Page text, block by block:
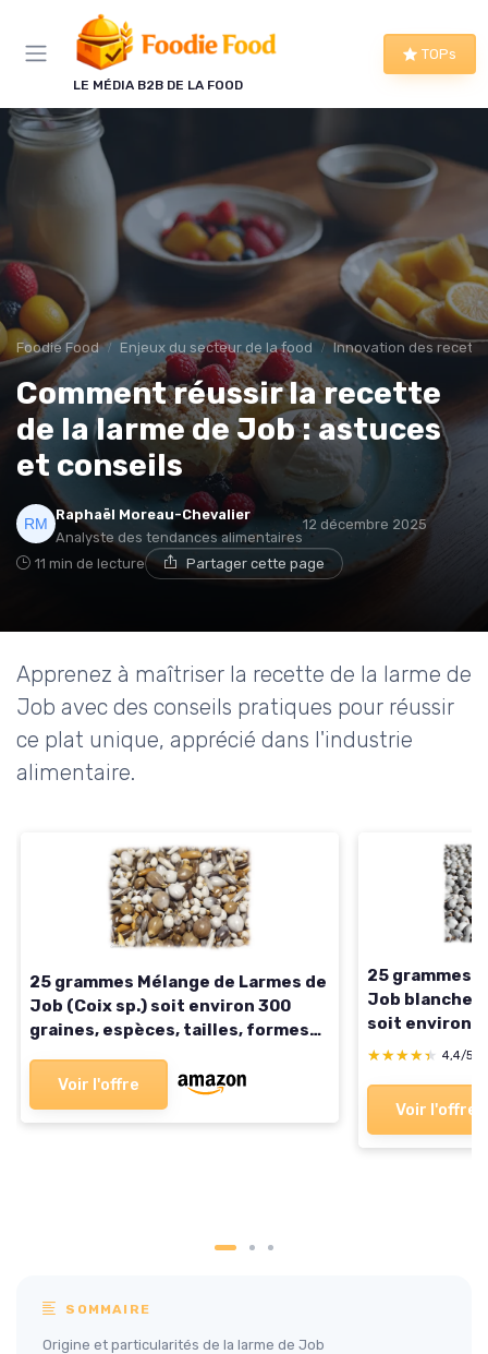
LE MÉDIA B2B DE LA FOOD
TOPs
Foodie Food Enjeux du secteur de la food Innovation des
Comment réussir la recette
de la larme de Job : astuces
et conseils
Raphaël Moreau-Chevalier
Analyste des tendances alimentaires
12 décembre 2025
11 min de lecture Partager cette page
Apprenez à maîtriser la recette de la larme de
Job avec des conseils pratiques pour réussir
ce plat unique, apprécié dans l'industrie
alimentaire.
25 grammes Mélange de Larmes de
Job (Coix sp.) soit environ 300
graines, espèces, tailles, formes
Voir l'offre
25 grammes
Job blanche
soit environ
récoltées à
★★★★★
★★★★★ 4,4/5
Voir l'offre
SOMMAIRE
Origine et particularités de la larme de Job
Panneau de gestion des cookies